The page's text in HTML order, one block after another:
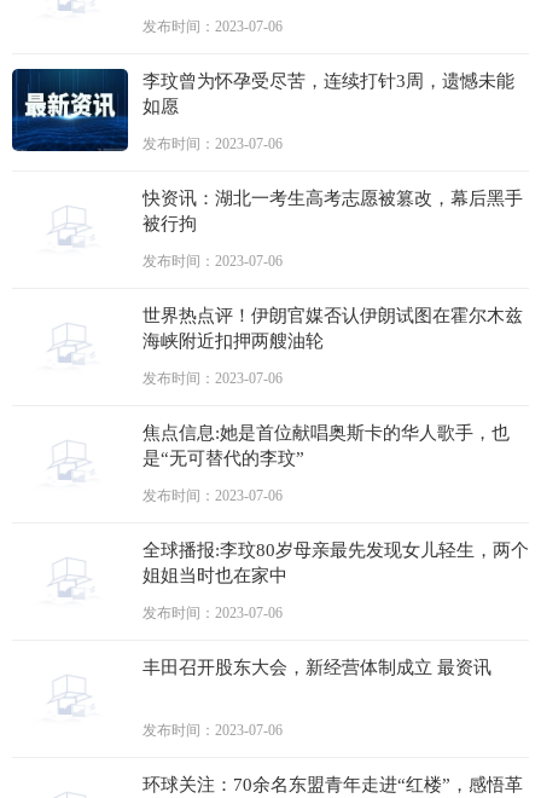
发布时间：2023-07-06
李玟曾为怀孕受尽苦，连续打针3周，遗憾未能
如愿
发布时间：2023-07-06
快资讯：湖北一考生高考志愿被篡改，幕后黑手
被行拘
发布时间：2023-07-06
世界热点评！伊朗官媒否认伊朗试图在霍尔木兹
海峡附近扣押两艘油轮
发布时间：2023-07-06
焦点信息:她是首位献唱奥斯卡的华人歌手，也
是“无可替代的李玟”
发布时间：2023-07-06
全球播报:李玟80岁母亲最先发现女儿轻生，两个
姐姐当时也在家中
发布时间：2023-07-06
丰田召开股东大会，新经营体制成立 最资讯
发布时间：2023-07-06
环球关注：70余名东盟青年走进“红楼”，感悟革